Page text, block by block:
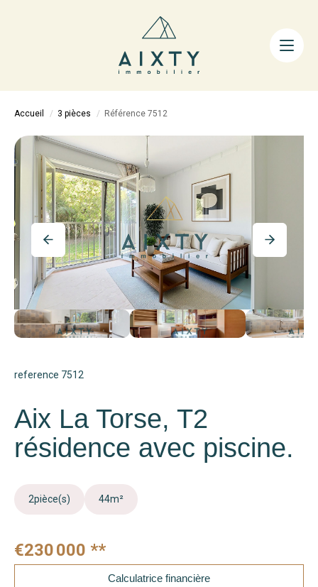
ACHETER
LA MÉTHODE
AIXTY & VOUS
Nos Agences
Nos Équipes
Nos Tarifs
Nos Biens Vendus
Notre City Guide
Accueil 3 pièces Référence 7512
reference 7512
Aix La Torse, T2
résidence avec piscine.
2pièce(s) 44m²
€230 000 **
Calculatrice financière